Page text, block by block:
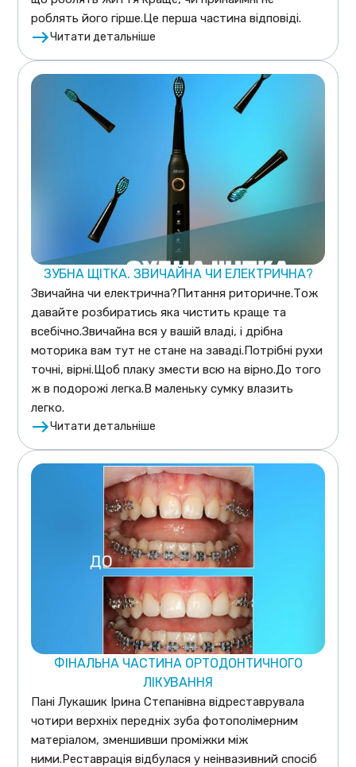
роблять його гірше.Це перша частина відповіді.
Читати детальніше
ЗУБНА ЩІТКА. ЗВИЧАЙНА ЧИ ЕЛЕКТРИЧНА?
Звичайна чи електрична?Питання риторичне.Тож
давайте розбиратись яка чистить краще та
всебічно.Звичайна вся у вашій владі, і дрібна
моторика вам тут не стане на заваді.Потрібні рухи
точні, вірні.Щоб плаку змести всю на вірно.До того
ж в подорожі легка.В маленьку сумку влазить
легко.
Читати детальніше
ФІНАЛЬНА ЧАСТИНА ОРТОДОНТИЧНОГО
ЛІКУВАННЯ
Пані Лукашик Ірина Степанівна відреставрувала
чотири верхніх передніх зуба фотополімерним
матеріалом, зменшивши проміжки між
ними.Реставрація відбулася у неінвазивний спосіб